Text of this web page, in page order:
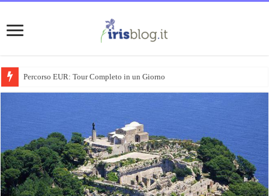
Percorso EUR: Tour Completo in un Giorno